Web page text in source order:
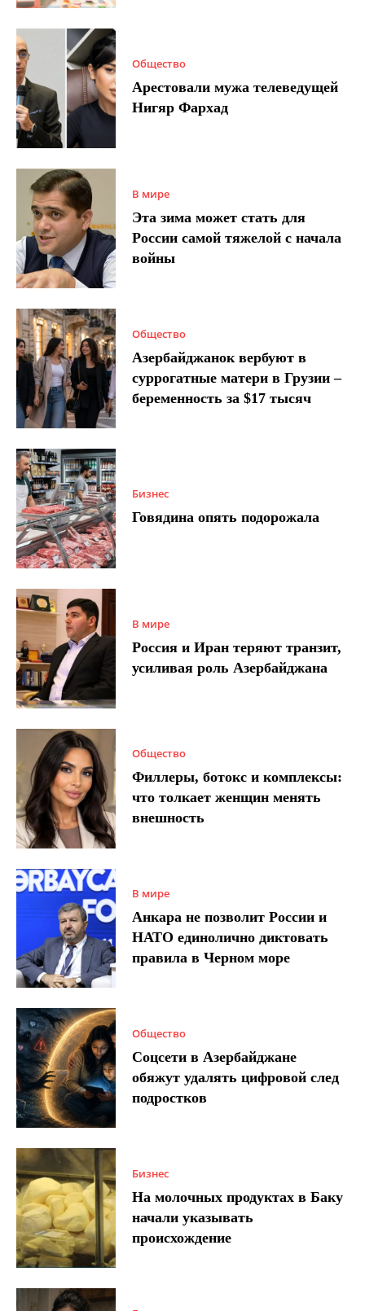
Общество
Арестовали мужа телеведущей
Нигяр Фархад
В мире
Эта зима может стать для
России самой тяжелой с начала
войны
Общество
Азербайджанок вербуют в
суррогатные матери в Грузии –
беременность за $17 тысяч
Бизнес
Говядина опять подорожала
В мире
Россия и Иран теряют транзит,
усиливая роль Азербайджана
Общество
Филлеры, ботокс и комплексы:
что толкает женщин менять
внешность
В мире
Анкара не позволит России и
НАТО единолично диктовать
правила в Черном море
Общество
Соцсети в Азербайджане
обяжут удалять цифровой след
подростков
Бизнес
На молочных продуктах в Баку
начали указывать
происхождение